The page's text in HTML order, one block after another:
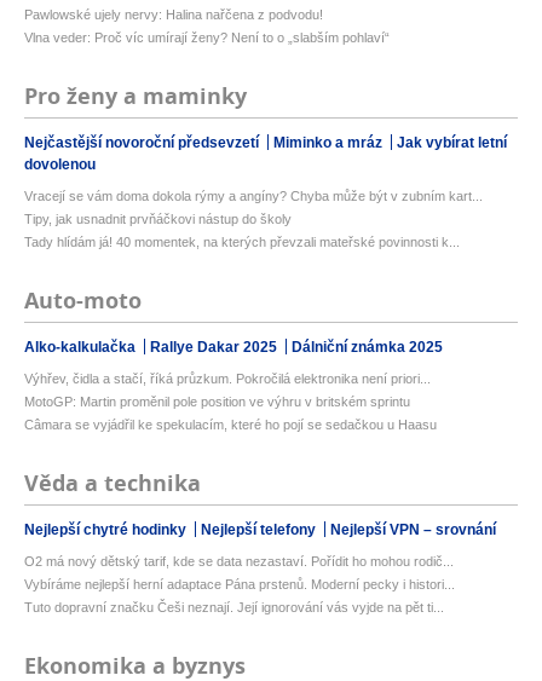
Pawlowské ujely nervy: Halina nařčena z podvodu!
Vlna veder: Proč víc umírají ženy? Není to o „slabším pohlaví“
Pro ženy a maminky
Nejčastější novoroční předsevzetí Miminko a mráz
Jak vybírat letní
dovolenou
Vracejí se vám doma dokola rýmy a angíny? Chyba může být v zubním kart...
Tipy, jak usnadnit prvňáčkovi nástup do školy
Tady hlídám já! 40 momentek, na kterých převzali mateřské povinnosti k...
Auto-moto
Alko-kalkulačka Rallye Dakar 2025 Dálniční známka 2025
Výhřev, čidla a stačí, říká průzkum. Pokročilá elektronika není priori...
MotoGP: Martin proměnil pole position ve výhru v britském sprintu
Câmara se vyjádřil ke spekulacím, které ho pojí se sedačkou u Haasu
Věda a technika
Nejlepší chytré hodinky Nejlepší telefony Nejlepší VPN – srovnání
O2 má nový dětský tarif, kde se data nezastaví. Pořídit ho mohou rodič...
Vybíráme nejlepší herní adaptace Pána prstenů. Moderní pecky i histori...
Tuto dopravní značku Češi neznají. Její ignorování vás vyjde na pět ti...
Ekonomika a byznys